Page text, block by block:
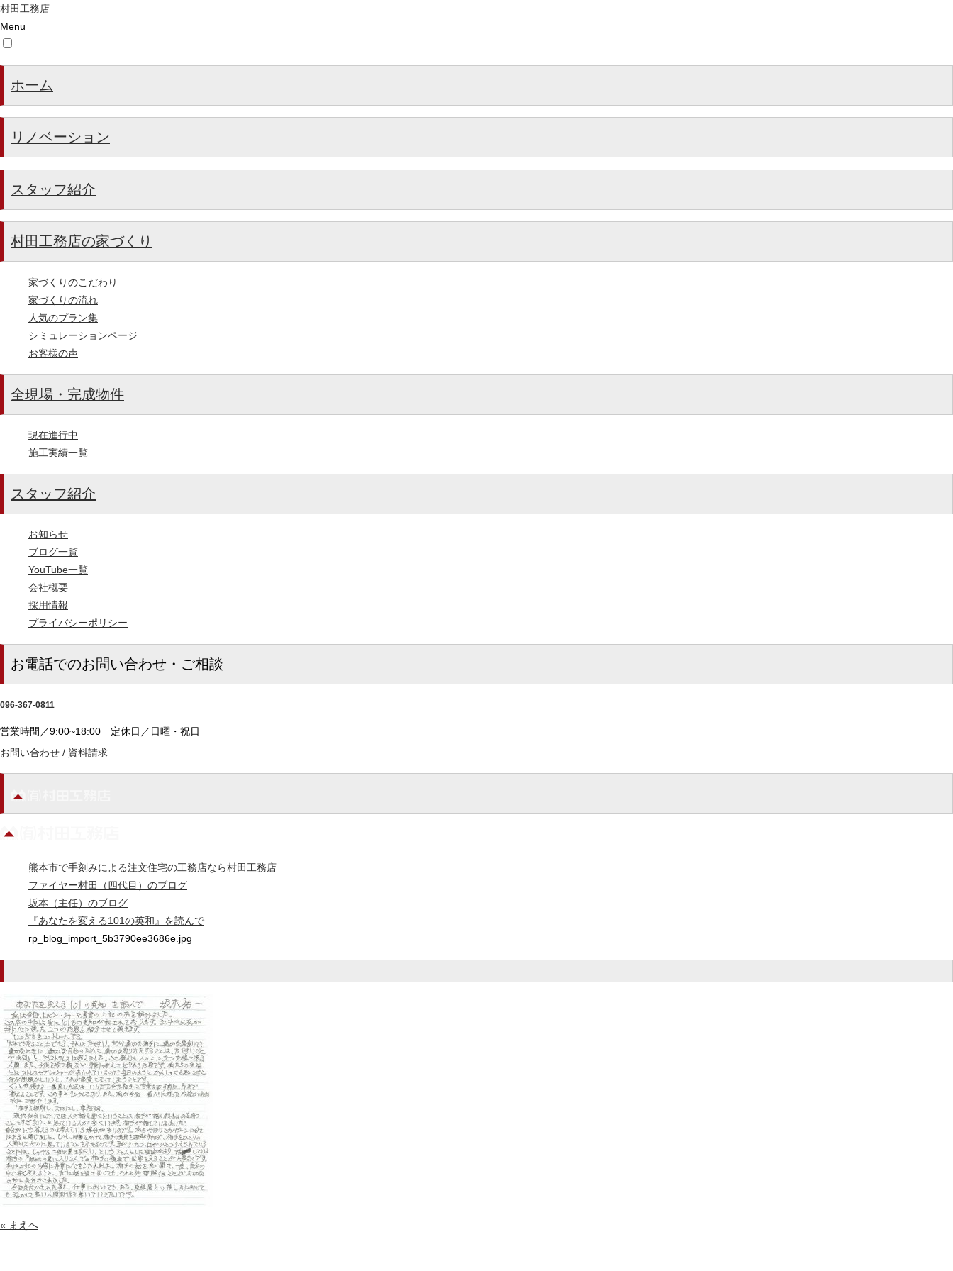
村田工務店
Menu
ホーム
リノベーション
スタッフ紹介
村田工務店の家づくり
家づくりのこだわり
家づくりの流れ
人気のプラン集
シミュレーションページ
お客様の声
全現場・完成物件
現在進行中
施工実績一覧
スタッフ紹介
お知らせ
ブログ一覧
YouTube一覧
会社概要
採用情報
プライバシーポリシー
お電話でのお問い合わせ・ご相談
096-367-0811
営業時間／9:00~18:00 定休日／日曜・祝日
お問い合わせ / 資料請求
熊本市で手刻みによる注文住宅の工務店なら村田工務店
ファイヤー村田（四代目）のブログ
坂本（主任）のブログ
『あなたを変える101の英和』を読んで
rp_blog_import_5b3790ee3686e.jpg
« まえへ